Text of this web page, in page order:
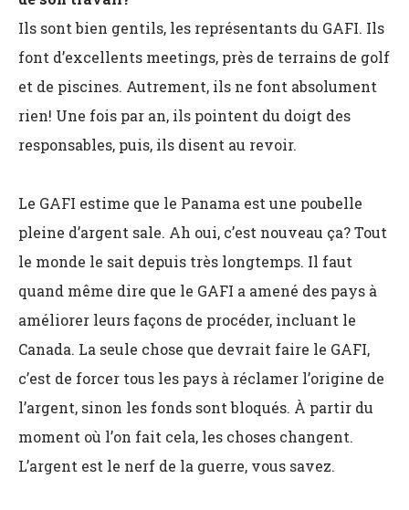
Ils sont bien gentils, les représentants du GAFI. Ils
font d’excellents meetings, près de terrains de golf
et de piscines. Autrement, ils ne font absolument
rien! Une fois par an, ils pointent du doigt des
responsables, puis, ils disent au revoir.
Le GAFI estime que le Panama est une poubelle
pleine d’argent sale. Ah oui, c’est nouveau ça? Tout
le monde le sait depuis très longtemps. Il faut
quand même dire que le GAFI a amené des pays à
améliorer leurs façons de procéder, incluant le
Canada. La seule chose que devrait faire le GAFI,
c’est de forcer tous les pays à réclamer l’origine de
l’argent, sinon les fonds sont bloqués. À partir du
moment où l’on fait cela, les choses changent.
L’argent est le nerf de la guerre, vous savez.